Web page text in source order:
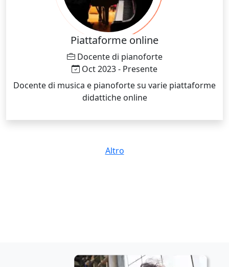
Piattaforme online
Docente di pianoforte
Oct 2023 - Presente
Docente di musica e pianoforte su varie piattaforme
didattiche online
Altro